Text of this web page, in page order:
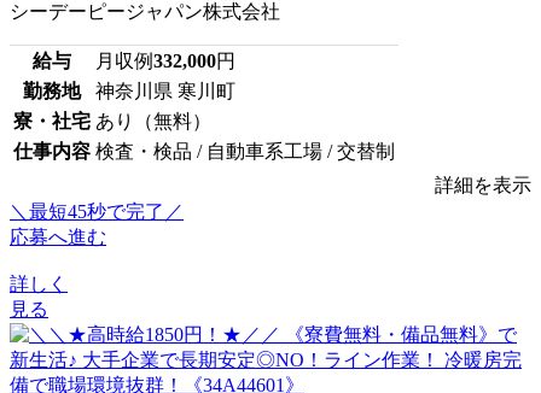
シーデーピージャパン株式会社
給与 月収例332,000円
勤務地
神奈川県 寒川町
寮・社宅 あり（無料）
仕事内容 検査・検品 / 自動車系工場 / 交替制
詳細を表示
＼最短45秒で完了／
応募へ進む
詳しく
見る